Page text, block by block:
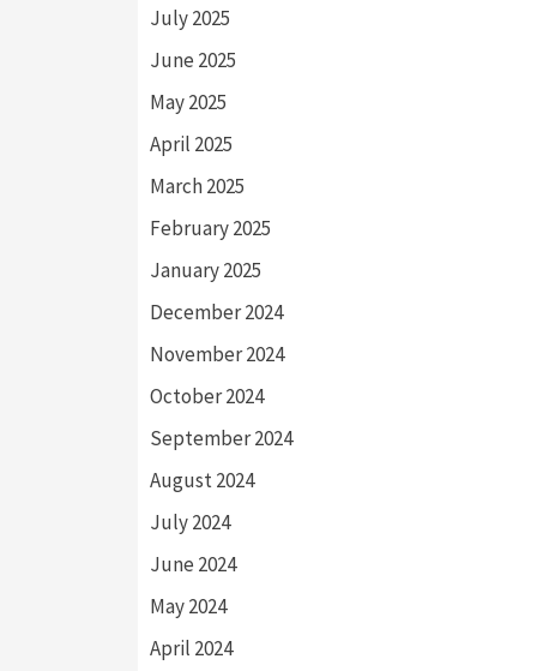
July 2025
June 2025
May 2025
April 2025
March 2025
February 2025
January 2025
December 2024
November 2024
October 2024
September 2024
August 2024
July 2024
June 2024
May 2024
April 2024